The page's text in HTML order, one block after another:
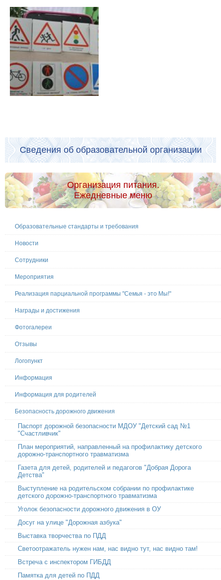
Сведения об образовательной организации
Организация питания.
Ежедневные меню
Образовательные стандарты и требования
Новости
Сотрудники
Мероприятия
Реализация парциальной программы "Семья - это Мы!"
Награды и достижения
Фотогалереи
Отзывы
Логопункт
Информация
Информация для родителей
Безопасность дорожного движения
Паспорт дорожной безопасности МДОУ "Детский сад №1
"Счастливчик"
План мероприятий, направленный на профилактику детского
дорожно-транспортного травматизма
Газета для детей, родителей и педагогов "Добрая Дорога
Детства"
Выступление на родительском собрании по профилактике
детского дорожно-транспортного травматизма
Уголок безопасности дорожного движения в ОУ
Досуг на улице "Дорожная азбука"
Выставка творчества по ПДД
Светоотражатель нужен нам, нас видно тут, нас видно там!
Встреча с инспектором ГИБДД
Памятка для детей по ПДД